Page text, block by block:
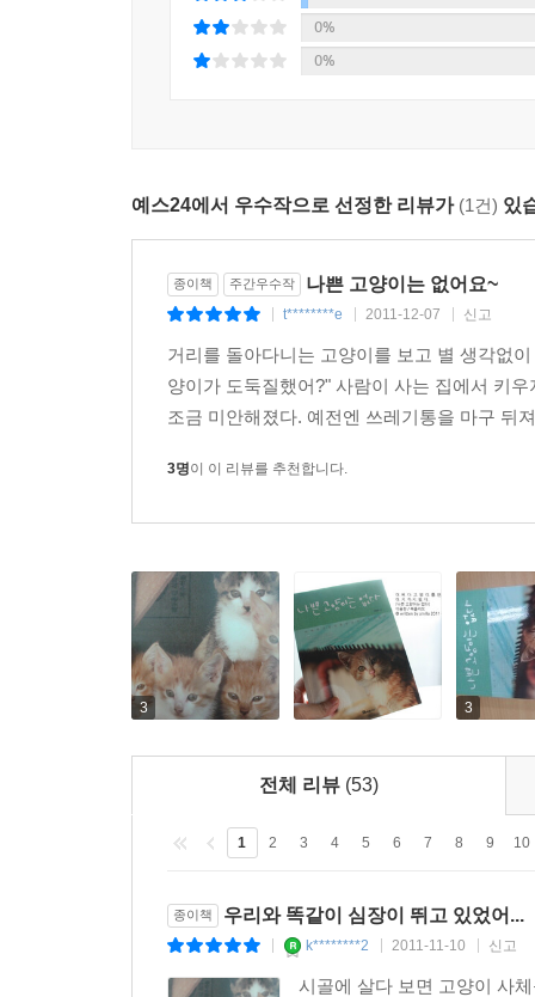
-북데일리
『안녕 고양이』 시리즈를 원작으로 한 다큐 영화
남자와 길고양이들의 일상을 담아낸 다큐멘터리
고양이들에게 이름을 지어주고, 밥도 챙겨주고,
3만 5천부 이상 팔린 베스트셀러 도서 『안녕,
이야기 구성으로 남녀노소 누구나 공감할 수
전반적으로 이슈가 되고 있는 도심 속 사람과 길
0%
0%
예스24에서 우수작으로 선정한 리뷰가 (1건) 있
종이책 주간우수작 나쁜 고양이는 없어요~
t********e 2011-12-07 신고
거리를 돌아다니는 고양이를 보고 별 생각없
양이가 도둑질했어?" 사람이 사는 집에서 키
조금 미안해졌다. 예전엔 쓰레기통을 마구 뒤
3명이 이 리뷰를 추천합니다.
3 3
전체 리뷰 (53)
1 2 3 4 5 6 7 8 9 10
종이책 우리와 똑같이 심장이 뛰고 있었어...
k********2 2011-11-10 신고
시골에 살다 보면 고양이 사